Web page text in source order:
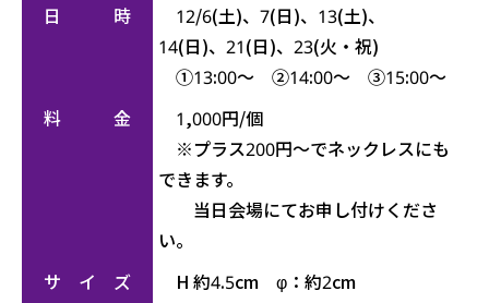
日 時
12/6(土)、7(日)、13(土)、
14(日)、21(日)、23(火・祝)
①13:00～ ②14:00～ ③15:00～
料 金
1,000円/個
※プラス200円～でネックレスにも
できます。
当日会場にてお申し付けくださ
い。
サ イ ズ
H 約4.5cm φ：約2cm